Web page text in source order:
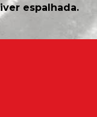
espalhada.